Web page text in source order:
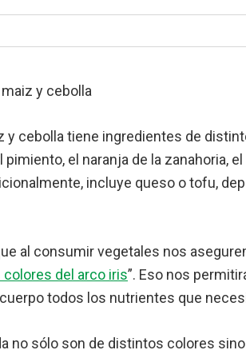
y cebolla tiene ingredientes de
el naranja de la zanahoria, el
incluye queso o tofu,
al consumir vegetales nos
del arco iris”. Eso nos
todos los nutrientes que
no sólo son de distintos colores